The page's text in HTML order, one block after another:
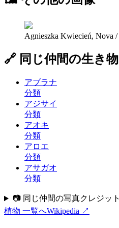
Agnieszka Kwiecień, Nova /
🔗 同じ仲間の生き物
アブラナ
分類
アジサイ
分類
アオキ
分類
アロエ
分類
アサガオ
分類
📷 同じ仲間の写真クレジット
植物 一覧へWikipedia ↗